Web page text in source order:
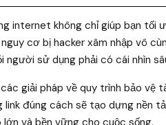
internet không chỉ giúp bạn tối
cơ bị hacker xâm nhập vô
người sử dụng phải có cái nhìn
giải pháp về quy trình bảo
đúng cách sẽ tạo dựng nền
và bền vững cho cuộc sống.